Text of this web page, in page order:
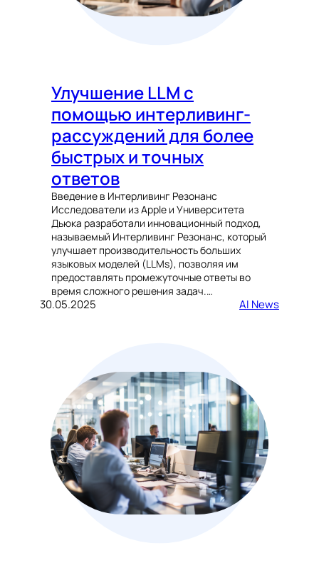
Улучшение LLM с
помощью интерливинг-
рассуждений для более
быстрых и точных
ответов
Введение в Интерливинг Резонанс
Исследователи из Apple и Университета
Дьюка разработали инновационный подход,
называемый Интерливинг Резонанс, который
улучшает производительность больших
языковых моделей (LLMs), позволяя им
предоставлять промежуточные ответы во
время сложного решения задач.…
30.05.2025 AI News